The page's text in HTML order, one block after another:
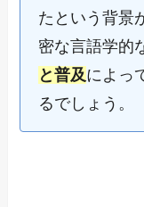
たという背景
密な言語学的
と普及によっ
るでしょう。